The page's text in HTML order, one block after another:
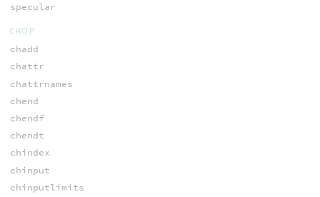
specular
CHOP
chadd
chattr
chattrnames
chend
chendf
chendt
chindex
chinput
chinputlimits